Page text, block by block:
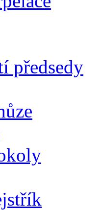
předsedy